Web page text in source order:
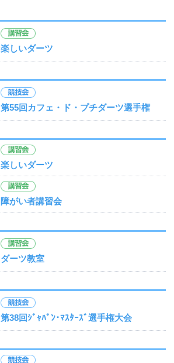
楽しいダーツ
第55回カフェ・ド・プチダーツ選手権
楽しいダーツ
障がい者講習会
ダーツ教室
第38回ｼﾞｬﾊﾟﾝ･ﾏｽﾀｰｽﾞ選手権大会